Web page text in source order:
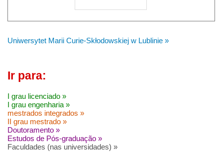
Uniwersytet Marii Curie-Skłodowskiej w Lublinie »
Ir para:
I grau licenciado »
I grau engenharia »
mestrados integrados »
II grau mestrado »
Doutoramento »
Estudos de Pós-graduação »
Faculdades (nas universidades) »